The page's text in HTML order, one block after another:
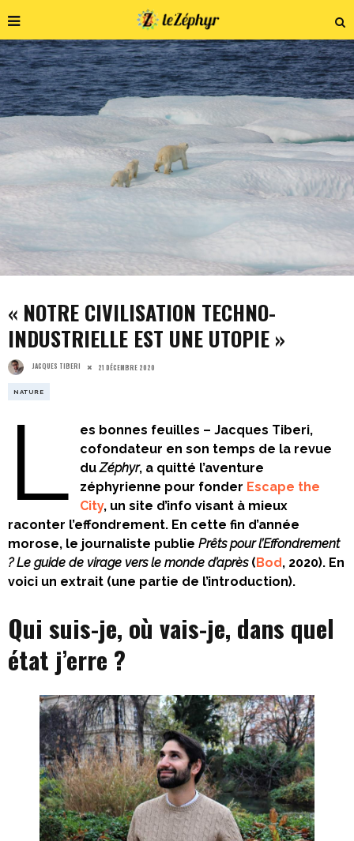
« NOTRE CIVILISATION TECHNO-
INDUSTRIELLE EST UNE UTOPIE »
JACQUES TIBERI 21 DÉCEMBRE 2020
NATURE
L
es bonnes feuilles – Jacques Tiberi,
cofondateur en son temps de la revue
duZéphyr, a quitté l’aventure
zéphyrienne pour fonder Escape the
City, un site d’info visant à mieux
raconter l’effondrement. En cette fin d’année
morose, le journaliste publie Prêts pour l’Effondrement
? Le guide de virage vers le monde d’après(Bod, 2020). En
voici un extrait (une partie de l’introduction).
Qui suis-je, où vais-je, dans quel
état j’erre ?